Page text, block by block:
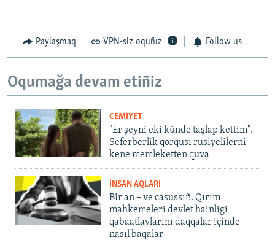
Paylaşmaq VPN-siz oquñız Follow us
Oqumağa devam etiñiz
CEMİYET
"Er şeyni eki künde taşlap kettim".
Seferberlik qorqusı rusiyelilerni
kene memleketten quva
İNSAN AQLARI
Bir an – ve casussıñ. Qırım
mahkemeleri devlet hainligi
qabaatlavlarını daqqalar içinde
nasıl baqalar